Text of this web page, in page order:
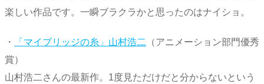
楽しい作品です。一瞬ブラクラかと思ったのはナイショ。
・ 「マイブリッジの糸」山村浩二
（アニメーション部門優秀
賞）
山村浩二さんの最新作。1度見ただけだと分からないという